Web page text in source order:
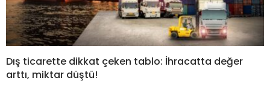
Dış ticarette dikkat çeken tablo: İhracatta değer
arttı, miktar düştü!